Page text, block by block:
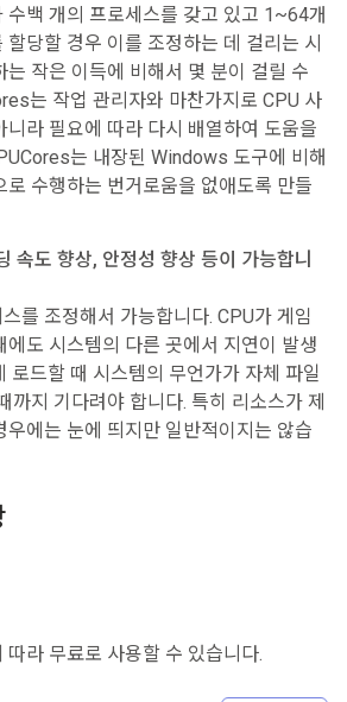
수백 개의 프로세스를 갖고 있고 1~64개
당할 경우 이를 조정하는 데 걸리는 시
는 작은 이득에 비해서 몇 분이 걸릴 수
는 작업 관리자와 마찬가지로 CPU 사
니라 필요에 따라 다시 배열하여 도움을
는 내장된 Windows 도구에 비해
로 수행하는 번거로움을 없애도록 만들
속도 향상, 안정성 향상 등이 가능합니
를 조정해서 가능합니다. CPU가 게임
에도 시스템의 다른 곳에서 지연이 발생
로드할 때 시스템의 무언가가 자체 파일
까지 기다려야 합니다. 특히 리소스가 제
우에는 눈에 띄지만 일반적이지는 않습
따라 무료로 사용할 수 있습니다.